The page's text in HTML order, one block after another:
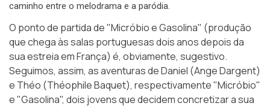
caminho entre o melodrama e a paródia.
O ponto de partida de"Micróbio e Gasolina" (produção
que chega às salas portuguesas dois anos depois da
sua estreia em França) é, obviamente, sugestivo.
Seguimos, assim, as aventuras de Daniel (Ange Dargent)
e Théo (Théophile Baquet), respectivamente "Micróbio"
e "Gasolina", dois jovens que decidem concretizar a sua